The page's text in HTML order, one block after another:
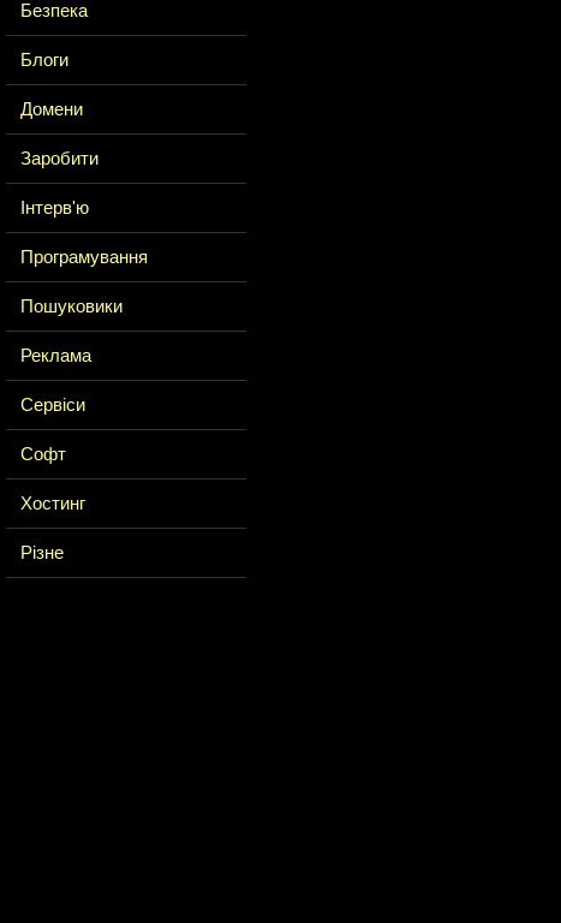
Безпека
Блоги
Домени
Заробити
Інтерв'ю
Програмування
Пошуковики
Реклама
Сервіси
Софт
Хостинг
Різне